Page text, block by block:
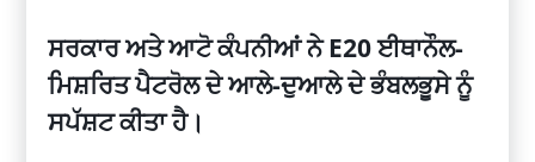
ਸਰਕਾਰ ਅਤੇ ਆਟੋ ਕੰਪਨੀਆਂ ਨੇ E20 ਈਥਾਨੌਲ-
ਮਿਸ਼ਰਿਤ ਪੈਟਰੋਲ ਦੇ ਆਲੇ-ਦੁਆਲੇ ਦੇ ਭੰਬਲਭੂਸੇ ਨੂੰ
ਸਪੱਸ਼ਟ ਕੀਤਾ ਹੈ।